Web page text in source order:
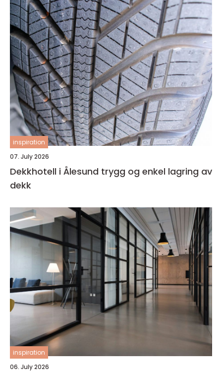
inspiration
07. July 2026
Dekkhotell i Ålesund trygg og enkel lagring av
dekk
inspiration
06. July 2026